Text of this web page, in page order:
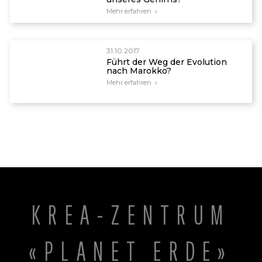
Mehr erfahren
31.10.2017
Führt der Weg der Evolution
nach Marokko?
Mehr erfahren
KREA-ZENTRUM
«PLANET ERDE»